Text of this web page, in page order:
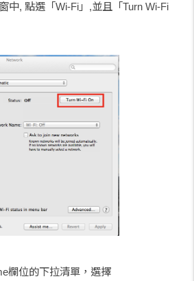
中, 點選「Wi-Fi」,並且「Turn Wi-Fi
欄位的下拉清單，選擇